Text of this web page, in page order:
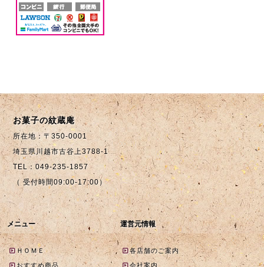
お菓子の紋蔵庵
所在地：〒350-0001
埼玉県川越市古谷上3788-1
TEL：049-235-1857
（ 受付時間09:00-17:00）
メニュー
ＨＯＭＥ
おすすめ商品
運営元情報
各店舗のご案内
会社案内